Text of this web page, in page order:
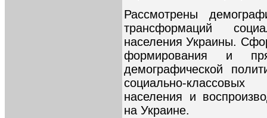
Рассмотрены
трансформаций
населения Украины.
формирования и
демографической
социально-
населения и
на Украине.